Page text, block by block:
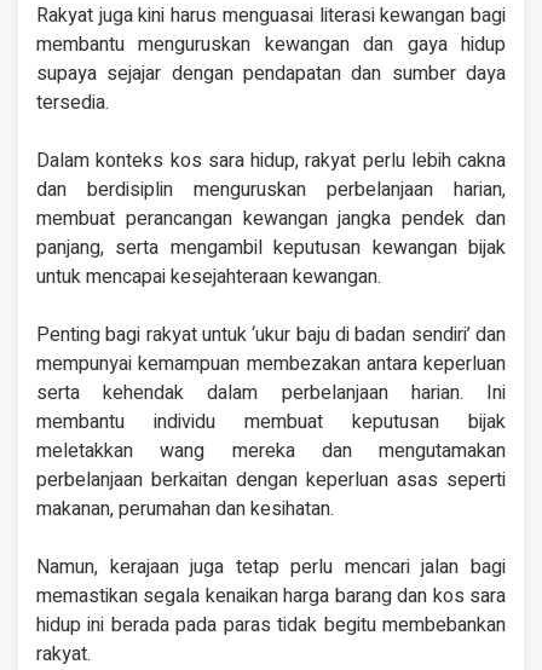
Rakyat juga kini harus menguasai literasi kewangan bagi
membantu menguruskan kewangan dan gaya hidup
supaya sejajar dengan pendapatan dan sumber daya
tersedia.
Dalam konteks kos sara hidup, rakyat perlu lebih cakna
dan berdisiplin menguruskan perbelanjaan harian,
membuat perancangan kewangan jangka pendek dan
panjang, serta mengambil keputusan kewangan bijak
untuk mencapai kesejahteraan kewangan.
Penting bagi rakyat untuk ‘ukur baju di badan sendiri’ dan
mempunyai kemampuan membezakan antara keperluan
serta kehendak dalam perbelanjaan harian. Ini
membantu individu membuat keputusan bijak
meletakkan wang mereka dan mengutamakan
perbelanjaan berkaitan dengan keperluan asas seperti
makanan, perumahan dan kesihatan.
Namun, kerajaan juga tetap perlu mencari jalan bagi
memastikan segala kenaikan harga barang dan kos sara
hidup ini berada pada paras tidak begitu membebankan
rakyat.